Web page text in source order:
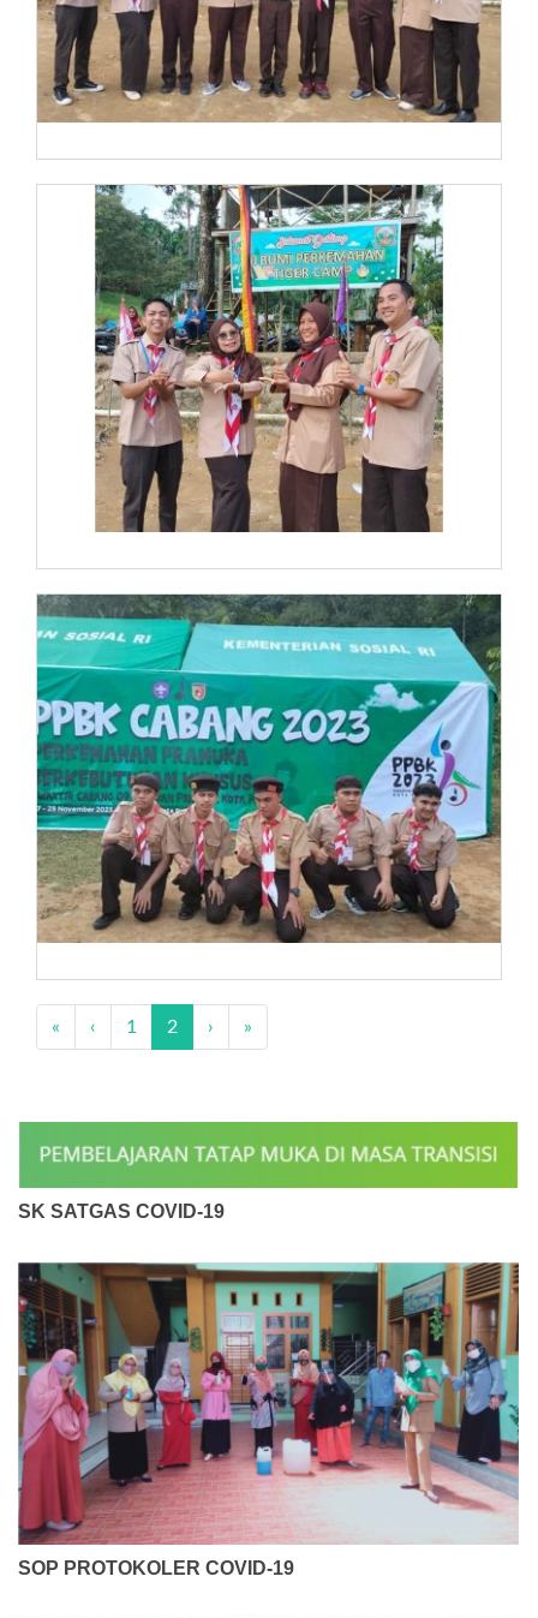
« ‹ 1 2 › »
SK SATGAS COVID-19
SOP PROTOKOLER COVID-19